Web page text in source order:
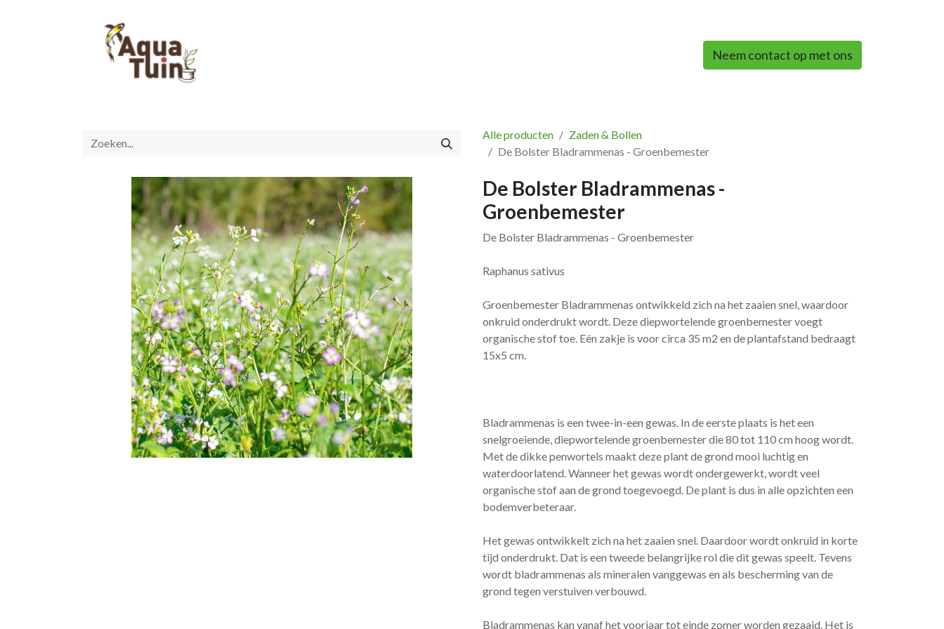
Neem contact op met ons
Alle producten
Zaden & Bollen
De Bolster Bladrammenas - Groenbemester
De Bolster Bladrammenas -
Groenbemester
De Bolster Bladrammenas - Groenbemester
Raphanus sativus
Groenbemester Bladrammenas ontwikkeld zich na het zaaien snel, waardoor
onkruid onderdrukt wordt. Deze diepwortelende groenbemester voegt
organische stof toe. Eén zakje is voor circa 35 m2 en de plantafstand bedraagt
15x5 cm.
Bladrammenas is een twee-in-een gewas. In de eerste plaats is het een
snelgroeiende, diepwortelende groenbemester die 80 tot 110 cm hoog wordt.
Met de dikke penwortels maakt deze plant de grond mooi luchtig en
waterdoorlatend. Wanneer het gewas wordt ondergewerkt, wordt veel
organische stof aan de grond toegevoegd. De plant is dus in alle opzichten een
bodemverbeteraar.
Het gewas ontwikkelt zich na het zaaien snel. Daardoor wordt onkruid in korte
tijd onderdrukt. Dat is een tweede belangrijke rol die dit gewas speelt. Tevens
wordt bladrammenas als mineralen vanggewas en als bescherming van de
grond tegen verstuiven verbouwd.
Bladrammenas kan vanaf het voorjaar tot einde zomer worden gezaaid. Het is